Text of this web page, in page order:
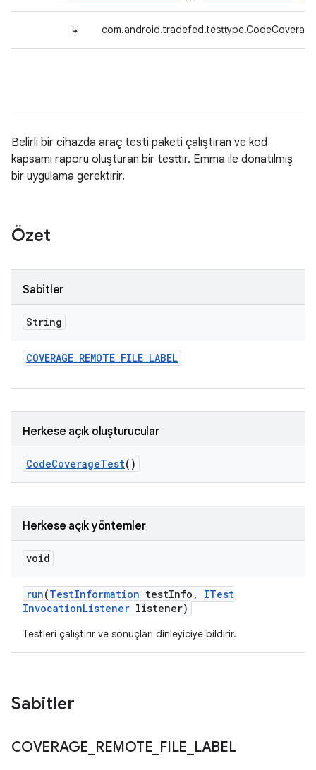
↳
Belirli bir cihazda araç testi paketi çalıştıran ve kod
kapsamı raporu oluşturan bir testtir. Emma ile donatılmış
bir uygulama gerektirir.
Özet
Sabitler
String
COVERAGE_REMOTE_FILE_LABEL
Herkese açık oluşturucular
CodeCoverageTest()
Herkese açık yöntemler
void
run(TestInformation testInfo ,
ITest
InvocationListener listener)
Testleri çalıştırır ve sonuçları dinleyiciye bildirir.
Sabitler
COVERAGE REMOTE FILE LABEL